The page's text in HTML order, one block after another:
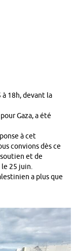
18h, devant la
Gaza, a été
à cet
convions dès ce
et de
25 juin.
a plus que